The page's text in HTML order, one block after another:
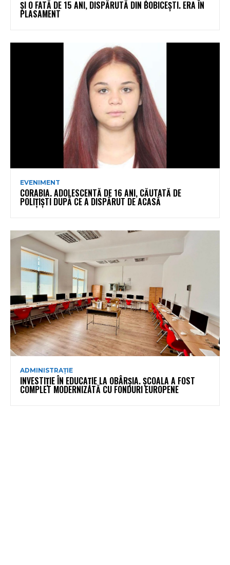
ȘI O FATĂ DE 15 ANI, DISPĂRUTĂ DIN BOBICEȘTI. ERA ÎN
PLASAMENT
EVENIMENT
CORABIA. ADOLESCENTĂ DE 16 ANI, CĂUTATĂ DE
POLIȚIȘTI DUPĂ CE A DISPĂRUT DE ACASĂ
ADMINISTRAȚIE
INVESTIȚIE ÎN EDUCAȚIE LA OBÂRȘIA. ȘCOALA A FOST
COMPLET MODERNIZATĂ CU FONDURI EUROPENE